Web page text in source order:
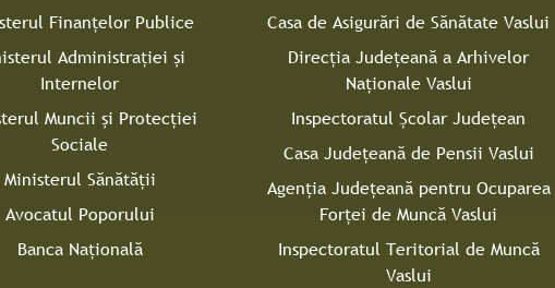
Finanțelor Publice
Administrației și
Internelor
Muncii și Protecției
Sociale
Ministerul Sănătății
Avocatul Poporului
Banca Națională
Casa de Asigurări de Sănătate Vaslui
Direcţia Judeţeană a Arhivelor
Naţionale Vaslui
Inspectoratul Şcolar Judeţean
Casa Judeţeană de Pensii Vaslui
Agenţia Judeţeană pentru Ocuparea
Forţei de Muncă Vaslui
Inspectoratul Teritorial de Muncă
Vaslui